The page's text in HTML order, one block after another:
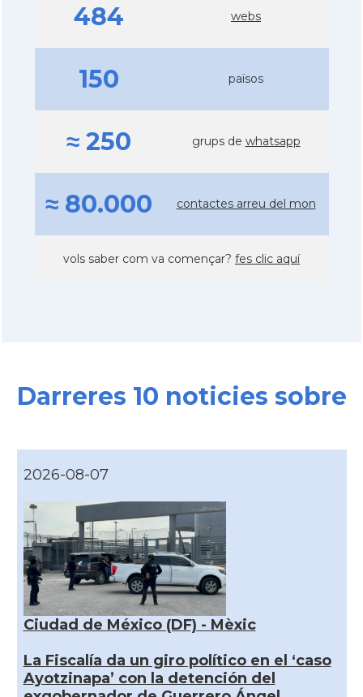
484 webs
150 països
≈ 250 grups de whatsapp
≈ 80.000 contactes arreu del mon
vols saber com va començar? fes clic aquí
Darreres 10 noticies sobre
2026-08-07
Ciudad de México (DF) - Mèxic
La Fiscalía da un giro político en el ‘caso
Ayotzinapa’ con la detención del